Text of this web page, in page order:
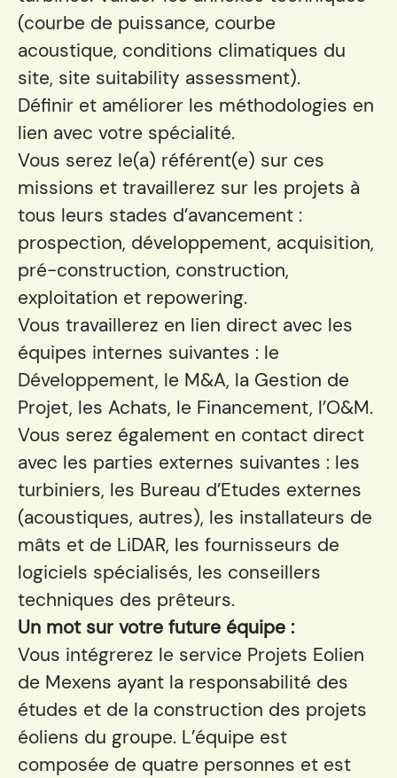
(courbe de puissance, courbe
acoustique, conditions climatiques du
site, site suitability assessment).
Définir et améliorer les méthodologies en
lien avec votre spécialité.
Vous serez le(a) référent(e) sur ces
missions et travaillerez sur les projets à
tous leurs stades d’avancement :
prospection, développement, acquisition,
pré-construction, construction,
exploitation et repowering.
Vous travaillerez en lien direct avec les
équipes internes suivantes : le
Développement, le M&A, la Gestion de
Projet, les Achats, le Financement, l’O&M.
Vous serez également en contact direct
avec les parties externes suivantes : les
turbiniers, les Bureau d’Etudes externes
(acoustiques, autres), les installateurs de
mâts et de LiDAR, les fournisseurs de
logiciels spécialisés, les conseillers
techniques des prêteurs.
Un mot sur votre future équipe :
Vous intégrerez le service Projets Eolien
de Mexens ayant la responsabilité des
études et de la construction des projets
éoliens du groupe. L’équipe est
composée de quatre personnes et est